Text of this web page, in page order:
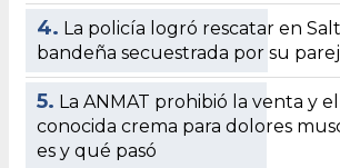
4. La policía logró rescatar en
bandeña secuestrada por su
5. La ANMAT prohibió la venta y
conocida crema para dolores
es y qué pasó